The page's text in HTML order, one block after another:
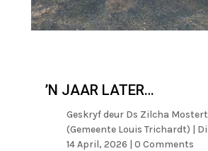
’N JAAR LATER…
Geskryf deur Ds Zilcha Mostert
(Gemeente Louis Trichardt) |
14 April, 2026 | 0 Comments